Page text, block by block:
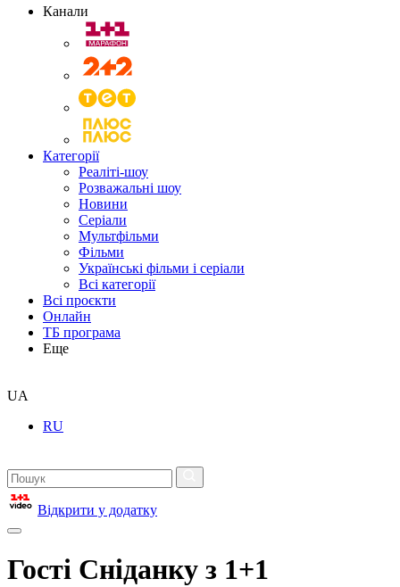
Канали
Категорії
Реаліті-шоу
Розважальні шоу
Новини
Серіали
Мультфільми
Фільми
Українські фільми і серіали
Всі категорії
Всі проєкти
Онлайн
ТБ програма
Еще
UA
RU
Відкрити у додатку
Гості Сніданку з 1+1